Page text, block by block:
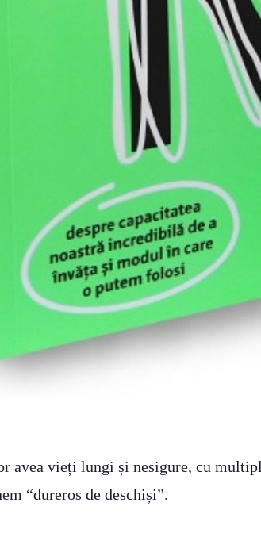
avea vieți lungi și nesigure, cu
“dureros de deschiși”.